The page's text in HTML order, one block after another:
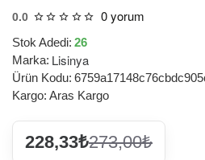
0.0 0 yorum
Stok Adedi: 26
Marka: Lisinya
Ürün Kodu:
Kargo: Aras Kargo
228,33₺273,00₺